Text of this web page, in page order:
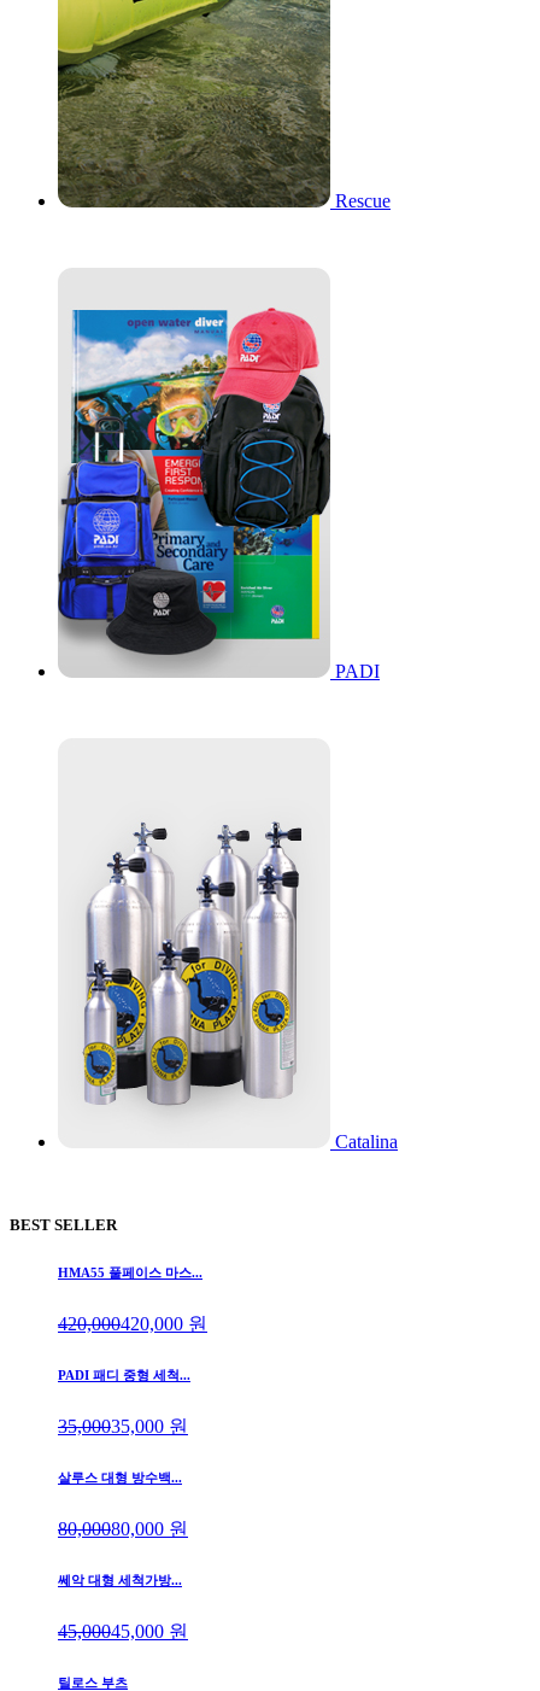
Rescue
PADI
Catalina
BEST SELLER
HMA55 풀페이스 마스...
420,000420,000 원
PADI 패디 중형 세척...
35,00035,000 원
살루스 대형 방수백...
80,00080,000 원
쎄악 대형 세척가방...
45,00045,000 원
틸로스 부츠